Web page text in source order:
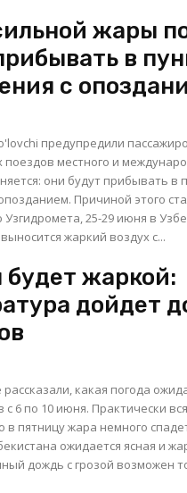
жары
в
с
предупредили
поездов местного и
они будут прибывать в
Причиной этого
25-29 июня в
жаркий воздух с...
будет жаркой:
дойдет
какая погода
с 6 по 10 июня. Практически
жара немного спадет. В
ожидается ясная и
дождь с грозой возможен